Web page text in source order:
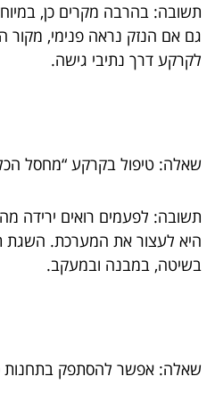
תשובה: בהרבה מקרים כן,
גם אם הנזק נראה פנימי, מקור
לקרקע דרך נתיבי גישה.
שאלה: טיפול בקרקע “מחסל
תשובה: לפעמים רואים ירידה
היא לעצור את המערכת. השגת
בשיטה, במבנה ובמעקב.
שאלה: אפשר להסתפק בתחנות